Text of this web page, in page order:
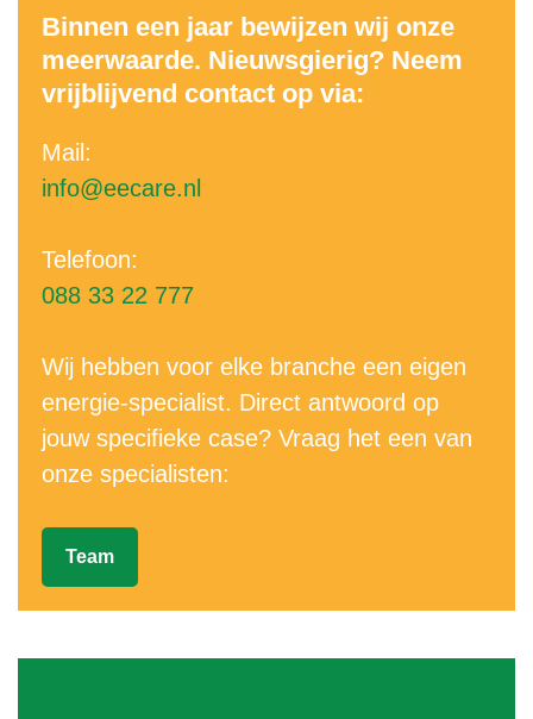
Binnen een jaar bewijzen wij onze
meerwaarde. Nieuwsgierig? Neem
vrijblijvend contact op via:
Mail:
info@eecare.nl
Telefoon:
088 33 22 777
Wij hebben voor elke branche een eigen
energie-specialist. Direct antwoord op
jouw specifieke case? Vraag het een van
onze specialisten:
Team